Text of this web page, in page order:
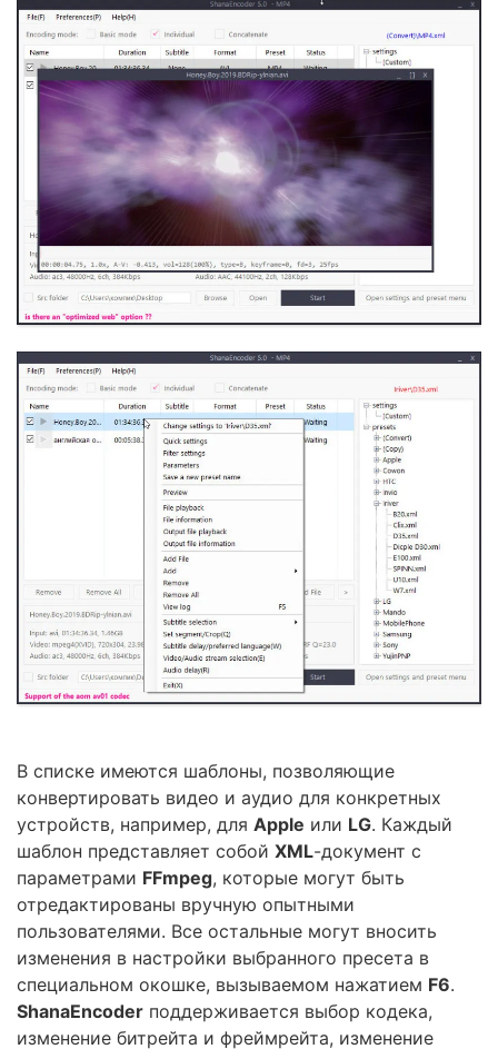
В списке имеются шаблоны, позволяющие
конвертировать видео и аудио для конкретных
устройств, например, для Apple или LG. Каждый
шаблон представляет собой XML-документ с
параметрами FFmpeg, которые могут быть
отредактированы вручную опытными
пользователями. Все остальные могут вносить
изменения в настройки выбранного пресета в
специальном окошке, вызываемом нажатием F6.
ShanaEncoder поддерживается выбор кодека,
изменение битрейта и фреймрейта, изменение